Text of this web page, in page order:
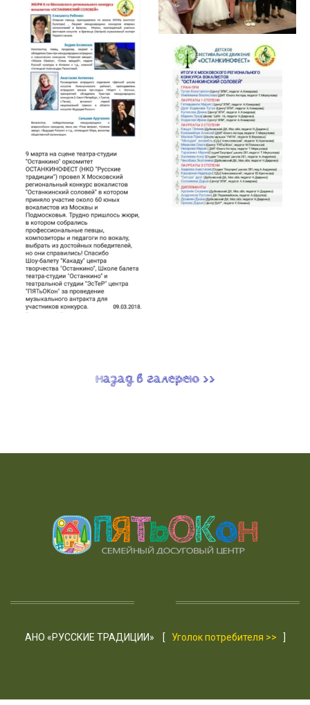
назад в галерею >>
АНО «РУССКИЕ ТРАДИЦИИ» [ Уголок потребителя >> ]